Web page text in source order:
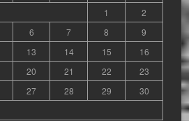
1
2
6 7 8
9
13 14 15
16
20 21 22
23
27 28 29
30